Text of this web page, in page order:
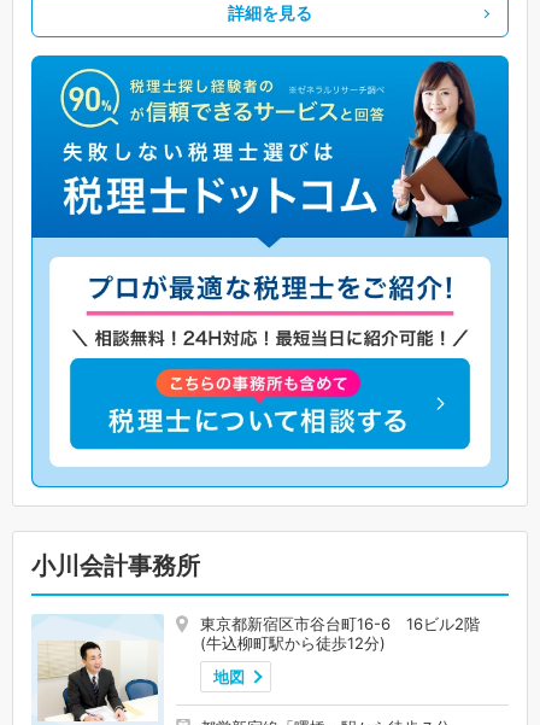
詳細を見る
小川会計事務所
東京都新宿区市谷台町16-6 16ビル2階
(牛込柳町駅から徒歩12分)
地図